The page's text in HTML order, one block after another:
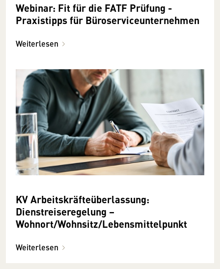
Webinar: Fit für die FATF Prüfung -
Praxistipps für Büroserviceunternehmen
Weiterlesen
KV Arbeitskräfteüberlassung:
Dienstreiseregelung –
Wohnort/Wohnsitz/Lebensmittelpunkt
Weiterlesen